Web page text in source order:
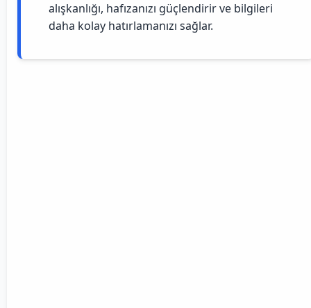
alışkanlığı, hafızanızı güçlendirir ve bilgileri
daha kolay hatırlamanızı sağlar.